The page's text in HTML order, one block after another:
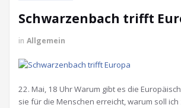
Schwarzenbach trifft
in Allgemein
22. Mai, 18 Uhr Warum gibt es die
sie für die Menschen erreicht, warum soll ich